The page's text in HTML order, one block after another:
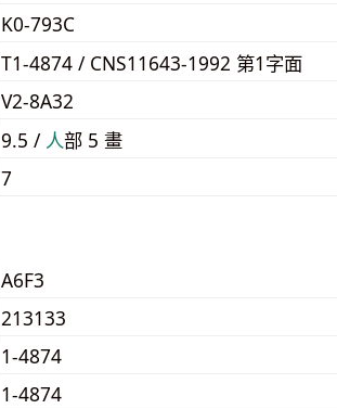
K0-793C
T1-4874 / CNS11643-1992 第1字面
V2-8A32
9.5 / ⼈部 5 畫
7
A6F3
213133
1-4874
1-4874